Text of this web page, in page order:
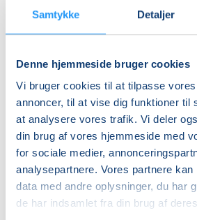
Samtykke Detaljer
Denne hjemmeside bruger cookies
Vi bruger cookies til at tilpasse
annoncer, til at vise dig funktioner til
at analysere vores trafik. Vi deler
din brug af vores hjemmeside med
for sociale medier,
analysepartnere. Vores partnere
data med andre oplysninger, du har
de har indsamlet fra din brug af
Mødegang
fredag 18.09.2026, kl. 17.00 - 20.00
Antal mødegange
1mødegang
Adresse
Vestermølle, Oddervej 80, 8660,